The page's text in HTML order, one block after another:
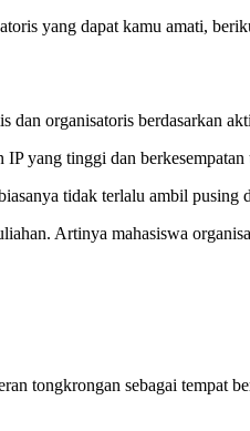
yang dapat kamu amati,
dan organisatoris berdasarkan
yang tinggi dan
tidak terlalu ambil pusing
Artinya mahasiswa
tongkrongan sebagai tempat